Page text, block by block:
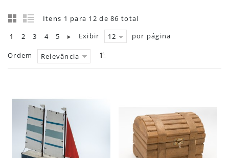
Itens 1 para 12 de 86 total
1
2 3 4 5 Exibir 12 por página
Ordem Relevância